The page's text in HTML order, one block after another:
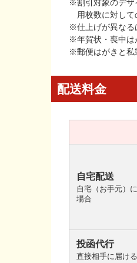
※割引対象のデザ
用枚数に対して
※仕上げが異なる
※年賀状・喪中は
※郵便はがきと私
配送料金
自宅配送
自宅（お手元）
場合
投函代行
直接相手に届け